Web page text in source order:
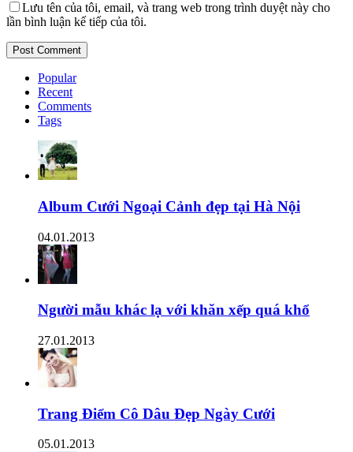
Lưu tên của tôi, email, và trang web trong trình duyệt này cho
lần bình luận kế tiếp của tôi.
Popular
Recent
Comments
Tags
Album Cưới Ngoại Cảnh đẹp tại Hà Nội
04.01.2013
Người mẫu khác lạ với khăn xếp quá khổ
27.01.2013
Trang Điểm Cô Dâu Đẹp Ngày Cưới
05.01.2013